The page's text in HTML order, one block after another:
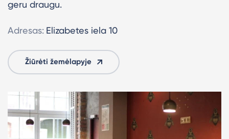
geru draugu.
Adresas: Elizabetes iela 10
Žiūrėti žemėlapyje